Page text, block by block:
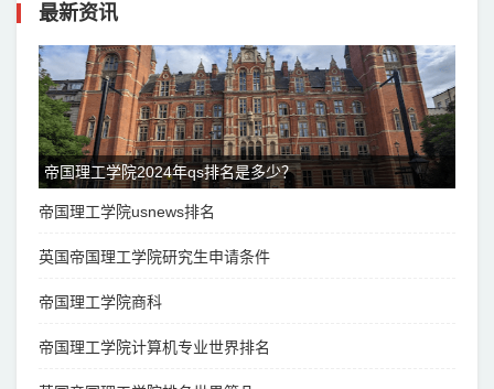
最新资讯
帝国理工学院2024年qs排名是多少？
帝国理工学院usnews排名
英国帝国理工学院研究生申请条件
帝国理工学院商科
帝国理工学院计算机专业世界排名